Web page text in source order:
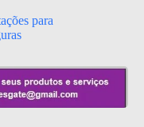
para